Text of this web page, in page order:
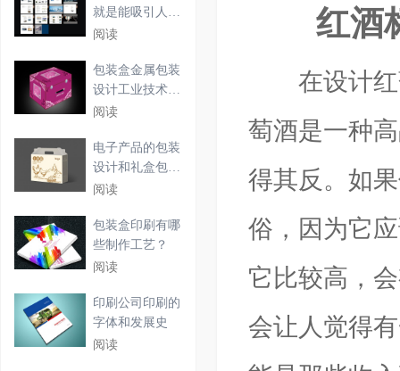
红酒标
在设计红
萄酒是一种
得其反。如
俗，因为它
它比较高，
会让人觉得
就是能吸引人的
眼光
阅读
包装盒金属包装
设计工业技术的
需求
阅读
电子产品的包装
设计和礼盒包装
设计
阅读
包装盒印刷有哪
些制作工艺？
阅读
印刷公司印刷的
字体和发展史
阅读